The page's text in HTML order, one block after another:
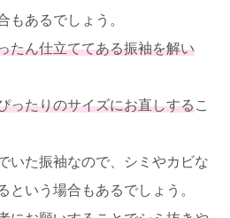
もあるでしょう。
たん仕立ててある振袖を解い
ったりのサイズにお直しするこ
いた振袖なので、シミやカビな
という場合もあるでしょう。